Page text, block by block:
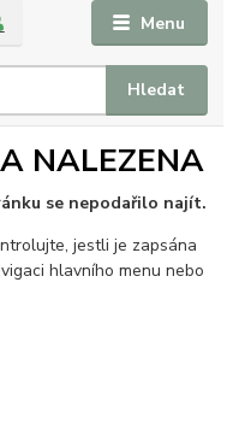
Menu
Hledat
NALEZENA
se nepodařilo najít.
jestli je zapsána
hlavního menu nebo